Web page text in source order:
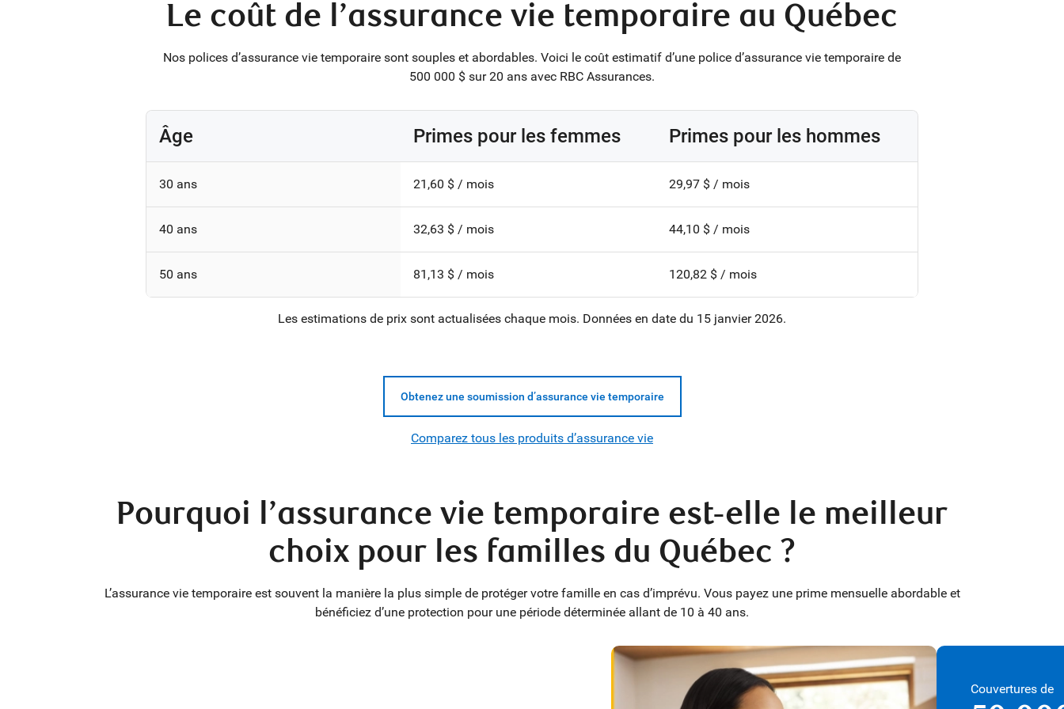
Le coût de l’assurance vie temporaire au Québec
Nos polices d’assurance vie temporaire sont souples et abordables. Voici le coût estimatif d’une police d’assurance vie temporaire de
500 000 $ sur 20 ans avec RBC Assurances.
Âge Primes pour les femmes Primes pour les hommes
30 ans 21,60 $ / mois 29,97 $ / mois
40 ans 32,63 $ / mois 44,10 $ / mois
50 ans 81,13 $ / mois 120,82 $ / mois
Les estimations de prix sont actualisées chaque mois. Données en date du 15 janvier 2026.
Obtenez une soumission d’assurance vie temporaire
Comparez tous les produits d’assurance vie
Pourquoi l’assurance vie temporaire est-elle le meilleur
choix pour les familles du Québec ?
L’assurance vie temporaire est souvent la manière la plus simple de protéger votre famille en cas d’imprévu. Vous payez une prime mensuelle abordable et
bénéficiez d’une protection pour une période déterminée allant de 10 à 40 ans.
Couvertures de